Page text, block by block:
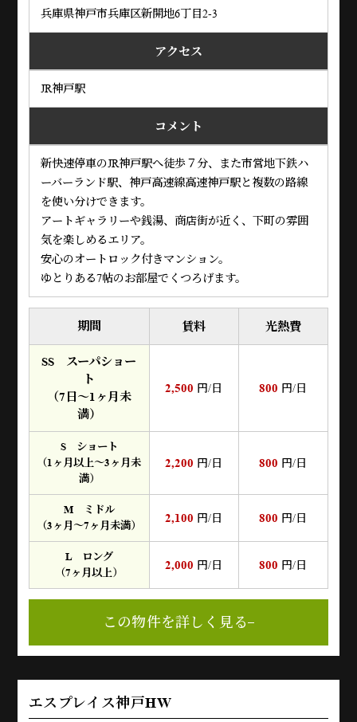
兵庫県神戸市兵庫区新開地6丁目2-3
アクセス
JR神戸駅
コメント
新快速停車のJR神戸駅へ徒歩７分、また市営地下鉄ハ
ーバーランド駅、神戸高速線高速神戸駅と複数の路線
を使い分けできます。
アートギャラリーや銭湯、商店街が近く、下町の雰囲
気を楽しめるエリア。
安心のオートロック付きマンション。
ゆとりある7帖のお部屋でくつろげます。
期間 賃料 光熱費
SS スーパショー
ト
（7日～1ヶ月未
満）
2,500 円/日 800 円/日
S ショート
（1ヶ月以上～3ヶ月未
満）
2,200 円/日 800 円/日
M ミドル
（3ヶ月～7ヶ月未満）
2,100 円/日 800 円/日
L ロング
（7ヶ月以上）
2,000 円/日 800 円/日
この物件を詳しく見る
エスプレイス神戸HW